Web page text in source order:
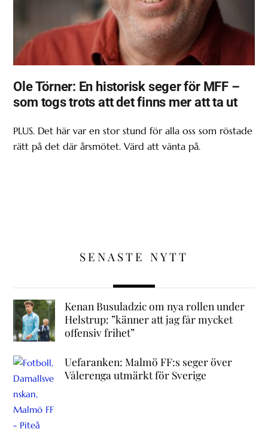
Ole Törner: En historisk seger för MFF –
som togs trots att det finns mer att ta ut
PLUS. Det här var en stor stund för alla oss som röstade
rätt på det där årsmötet. Värd att vänta på.
SENASTE NYTT
Kenan Busuladzic om nya rollen under
Helstrup: ”känner att jag får mycket
offensiv frihet”
Uefaranken: Malmö FF:s seger över
Vålerenga utmärkt för Sverige